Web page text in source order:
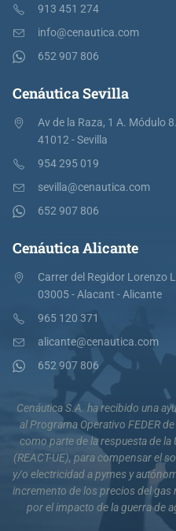
913 451 274
info@cenautica.com
652 907 806
Cenáutica Sevilla
Av de la Raza, 1 A. Módulo 8.
41012 - Sevilla
954 295 019
sevilla@cenautica.com
652 907 806
Cenáutica Alicante
Carrer del Regidor Lorenzo
03005 - Alacant - Alicante
965 120 371
alicante@cenautica.com
652 907 806
Cenáutica S.A. ha recibido una
al Programa Operativo FEDER
como parte de la respuesta de la
(REACT-UE), para compensar el
y/o electricidad a pymes y
incremento de los precios del
por el impacto de la guerra de